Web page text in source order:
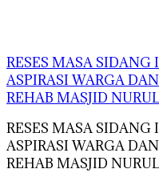
RESES MASA SIDANG
ASPIRASI WARGA
REHAB MASJID
RESES MASA SIDANG
ASPIRASI WARGA
REHAB MASJID